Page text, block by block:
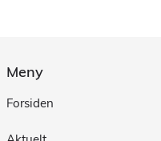
Meny
Forsiden